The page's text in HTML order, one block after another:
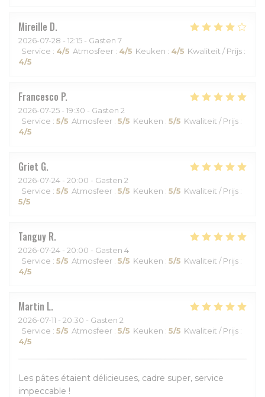
Mireille D
2026-07-28 - 12:15 - Gasten 7
Service : 4/5 Atmosfeer : 4/5 Keuken : 4/5 Kwaliteit / Prijs :
4/5
Francesco P
2026-07-25 - 19:30 - Gasten 2
Service : 5/5 Atmosfeer : 5/5 Keuken : 5/5 Kwaliteit / Prijs :
4/5
Griet G
2026-07-24 - 20:00 - Gasten 2
Service : 5/5 Atmosfeer : 5/5 Keuken : 5/5 Kwaliteit / Prijs :
5/5
Tanguy R
2026-07-24 - 20:00 - Gasten 4
Service : 5/5 Atmosfeer : 5/5 Keuken : 5/5 Kwaliteit / Prijs :
4/5
Martin L
2026-07-11 - 20:30 - Gasten 2
Service : 5/5 Atmosfeer : 5/5 Keuken : 5/5 Kwaliteit / Prijs :
4/5
Les pâtes étaient délicieuses, cadre super, service
impeccable !